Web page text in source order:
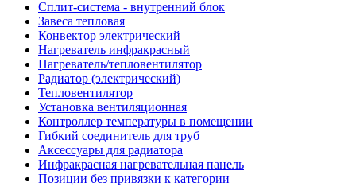
Сплит-система - внутренний блок
Завеса тепловая
Конвектор электрический
Нагреватель инфракрасный
Нагреватель/тепловентилятор
Радиатор (электрический)
Тепловентилятор
Установка вентиляционная
Контроллер температуры в помещении
Гибкий соединитель для труб
Аксессуары для радиатора
Инфракрасная нагревательная панель
Позиции без привязки к категории